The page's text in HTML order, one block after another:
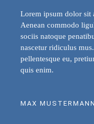
Lorem ipsum dolor sit
Aenean commodo
sociis natoque
nascetur ridiculus
pellentesque eu,
quis enim.
MAX